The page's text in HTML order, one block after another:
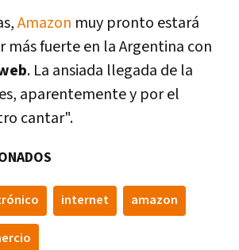
Amazon muy pronto estará
más fuerte en la Argentina con
. La ansiada llegada de la
aparentemente y por el
cantar".
internet amazon